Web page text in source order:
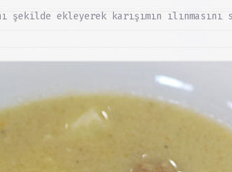
şekilde ekleyerek karışımın